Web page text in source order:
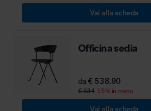
Vai alla scheda
Officina sedia
da€ 538.90
€ 634 15% in meno
Vai alla scheda